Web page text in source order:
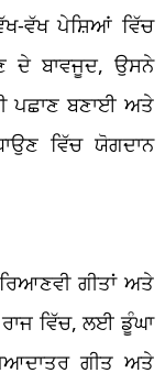
ਵੱਖ ਪੇਸ਼ਿਆਂ ਵਿੱਚ
ਦੇ ਬਾਵਜੂਦ, ਉਸਨੇ
ਪਛਾਣ ਬਣਾਈ ਅਤੇ
ਵਿੱਚ ਯੋਗਦਾਨ
ਗੀਤਾਂ ਅਤੇ
ਵਿੱਚ, ਲਈ ਡੂੰਘਾ
ਗੀਤ ਅਤੇ